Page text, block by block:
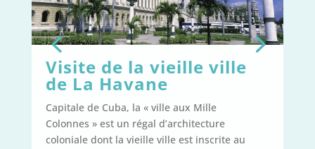
ville
aux Mille
d’architecture
ville est inscrite au
Un tour en vieille
américaine
Vous voulez visiter La Havane
manière ? Alors, faîtes u
américaine ou en coco taxi dans